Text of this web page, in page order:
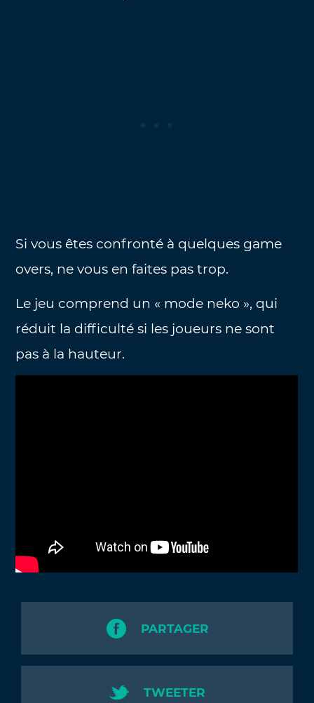
Si vous êtes confronté à quelques game
overs, ne vous en faites pas trop.
Le jeu comprend un « mode neko », qui
réduit la difficulté si les joueurs ne sont
pas à la hauteur.
PARTAGER
TWEETER